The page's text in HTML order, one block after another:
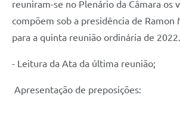
reuniram-se no Plenário da Câmara os
compõem sob a presidência de Ramon
para a quinta reunião ordinária de 2022.
- Leitura da Ata da última reunião;
Apresentação de preposições: